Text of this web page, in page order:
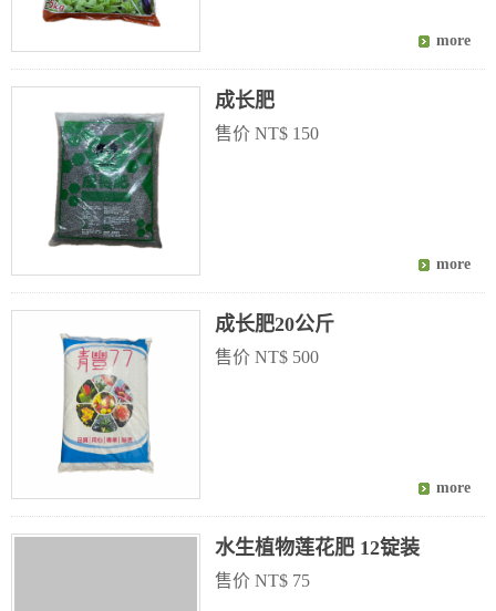
成长肥
售价 NT$ 150
成长肥20公斤
售价 NT$ 500
水生植物莲花肥 12锭装
售价 NT$ 75